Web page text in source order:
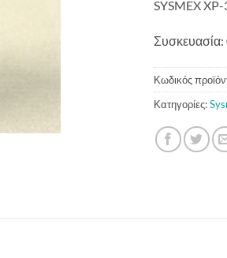
SYSMEX
Κωδικός
Κατηγορίες: